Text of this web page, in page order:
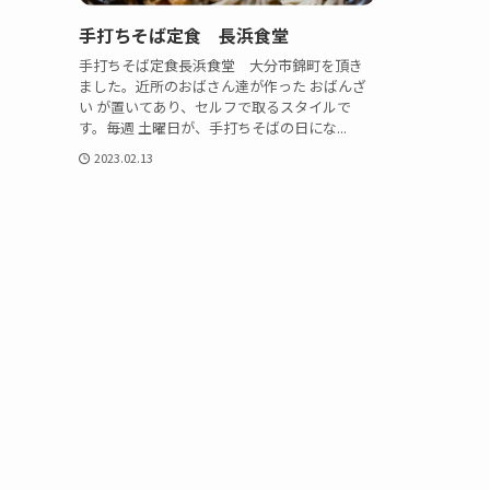
手打ちそば定食 長浜食堂
手打ちそば定食長浜食堂 大分市錦町を頂き
ました。近所のおばさん達が作った おばんざ
い が置いてあり、セルフで取るスタイルで
す。毎週 土曜日が、手打ちそばの日にな...
2023.02.13